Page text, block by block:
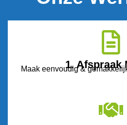
1. Afspraak
Maak eenvoudig &